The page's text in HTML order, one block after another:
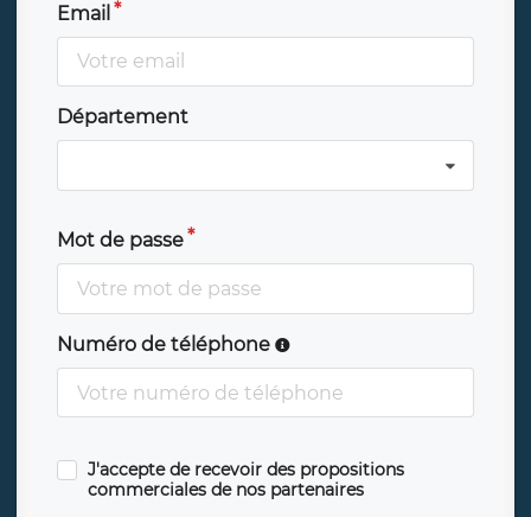
Email
Département
Mot de passe
Numéro de téléphone
J'accepte de recevoir des propositions
commerciales de nos partenaires